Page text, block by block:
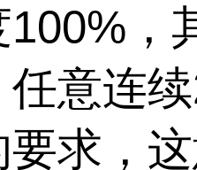
，
意连
求，